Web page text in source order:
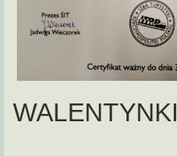
WALENTYNKI